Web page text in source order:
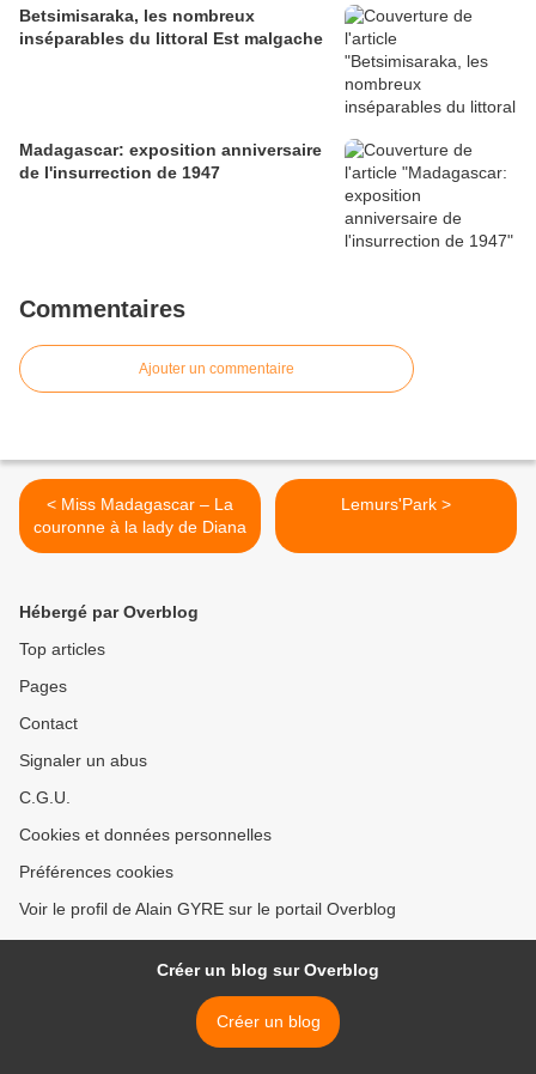
Betsimisaraka, les nombreux
inséparables du littoral Est malgache
Madagascar: exposition anniversaire
de l'insurrection de 1947
Commentaires
Ajouter un commentaire
< Miss Madagascar – La
couronne à la lady de Diana
Lemurs'Park >
Hébergé par Overblog
Top articles
Pages
Contact
Signaler un abus
C.G.U.
Cookies et données personnelles
Préférences cookies
Voir le profil de Alain GYRE sur le portail Overblog
Créer un blog sur Overblog
Créer un blog